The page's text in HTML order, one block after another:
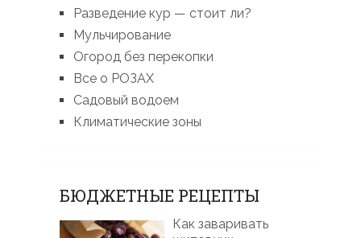
Разведение кур — стоит ли?
Мульчирование
Огород без перекопки
Все о РОЗАХ
Садовый водоем
Климатические зоны
БЮДЖЕТНЫЕ РЕЦЕПТЫ
Как заваривать